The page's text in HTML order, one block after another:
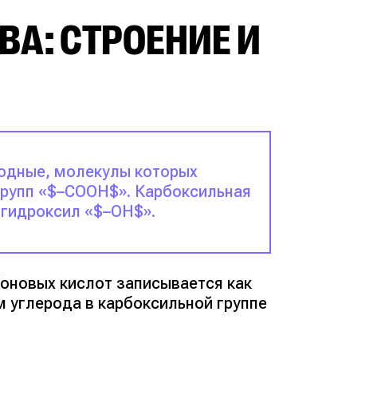
СТРОЕНИЕ И
молекулы которых
«$–COOH$». Карбоксильная
«$–OH$».
кислот записывается как
углерода в карбоксильной группе